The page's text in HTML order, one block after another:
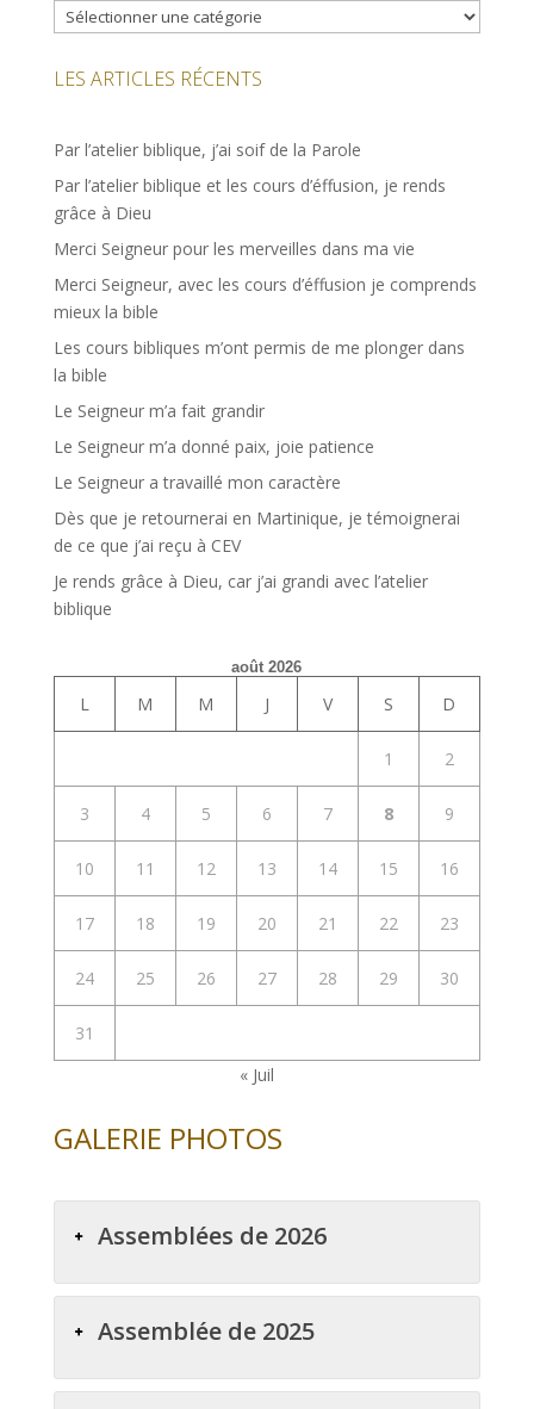
Catégories
LES ARTICLES RÉCENTS
Par l’atelier biblique, j’ai soif de la Parole
Par l’atelier biblique et les cours d’éffusion, je rends
grâce à Dieu
Merci Seigneur pour les merveilles dans ma vie
Merci Seigneur, avec les cours d’éffusion je comprends
mieux la bible
Les cours bibliques m’ont permis de me plonger dans
la bible
Le Seigneur m’a fait grandir
Le Seigneur m’a donné paix, joie patience
Le Seigneur a travaillé mon caractère
Dès que je retournerai en Martinique, je témoignerai
de ce que j’ai reçu à CEV
Je rends grâce à Dieu, car j’ai grandi avec l’atelier
biblique
août 2026
L M M J V S D
1 2
3 4 5 6 7 8 9
10 11 12 13 14 15 16
17 18 19 20 21 22 23
24 25 26 27 28 29 30
31
« Juil
GALERIE PHOTOS
Assemblées de 2026
Assemblée de 2025